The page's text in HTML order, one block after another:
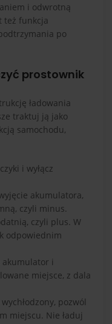
i odwrotną
też funkcja
po
prostownik
ładowania
traktuj ją jako
samochodu,
i wyłącz
akumulatora,
czyli minus.
czyli plus. W
odpowiednim
i
miejsce, z dala
pozwól
miejscu. Nie ładuj